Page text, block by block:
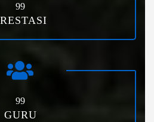
99
99
GURU